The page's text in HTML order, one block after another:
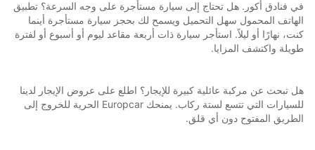
في فنادق أكور. هل تحتاج إلى سيارة مستأجرة على وجه السرعة؟ تطبيق
الهاتف المحمول سهل التحميل ويسمح لك بحجز سيارة مستأجرة أينما
كنت، نهارًا أو ليلاً. استأجر سيارة ذات أربعة مقاعد ليوم أو أسبوع أو لفترة
طويلة واكتشف المزايا.
هل تبحث عن مركبة عائلية كبيرة للإيجار؟ اطلع على عروض الإيجار لدينا
للسيارات التي تتسع لستة ركاب. يمنحك Europcar الحرية للخروج إلى
الطريق المفتوح دون أي قلق.